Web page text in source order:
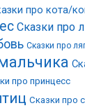
про кота/
Сказки про
Сказки про
про принцесс
Сказки про